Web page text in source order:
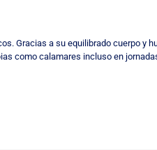
Gracias a su equilibrado cuerpo y
como calamares incluso en